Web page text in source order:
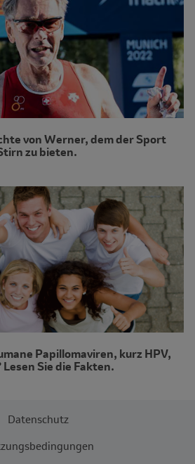
von Werner, dem der Sport
zu bieten.
Papillomaviren, kurz HPV,
Sie die Fakten.
Datenschutz